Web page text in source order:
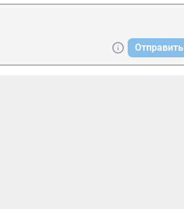
Отправить